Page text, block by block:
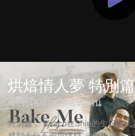
烘焙情人夢 特別篇
พิชิตใจนายสายหวาน
特別篇： Peach在Shin的生日當